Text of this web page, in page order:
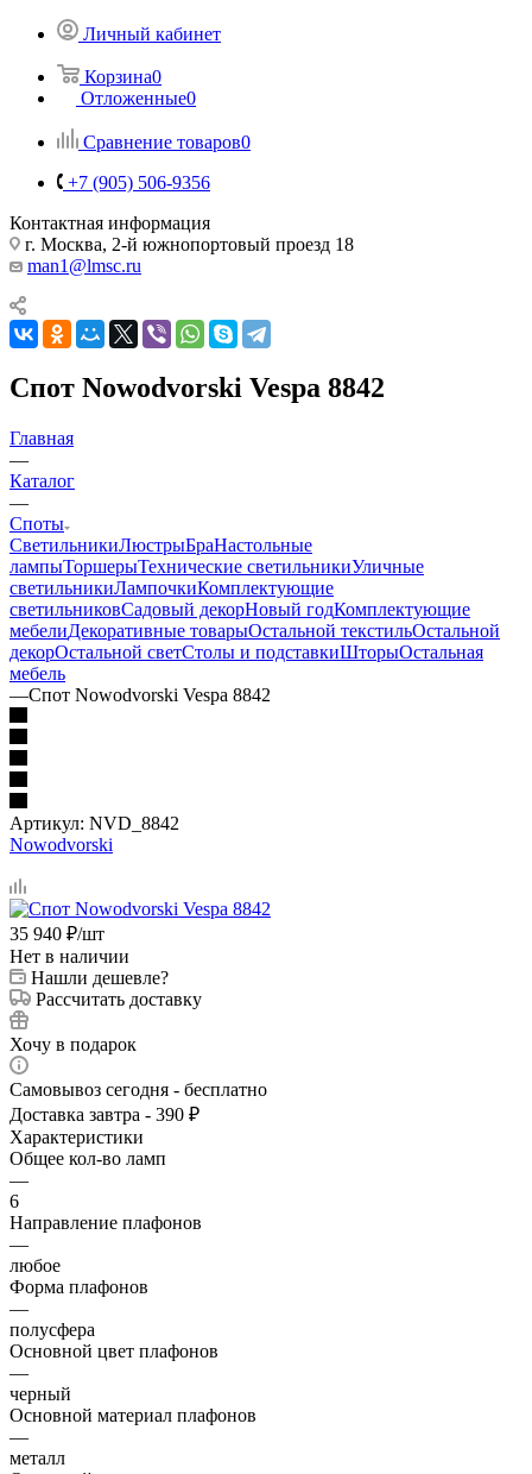
Личный кабинет
Корзина0
Отложенные0
Сравнение товаров0
+7 (905) 506-9356
Контактная информация
г. Москва, 2-й южнопортовый проезд 18
man1@lmsc.ru
Спот Nowodvorski Vespa 8842
Главная
—
Каталог
—
Споты
СветильникиЛюстрыБраНастольные
лампыТоршерыТехнические светильникиУличные
светильникиЛампочкиКомплектующие
светильниковСадовый декорНовый годКомплектующие
мебелиДекоративные товарыОстальной текстильОстальной
декорОстальной светСтолы и подставкиШторыОстальная
мебель
—Спот Nowodvorski Vespa 8842
Артикул: NVD_8842
Nowodvorski
35 940 ₽/шт
Нет в наличии
Нашли дешевле?
Рассчитать доставку
Хочу в подарок
Самовывоз сегодня - бесплатно
Доставка завтра - 390 ₽
Характеристики
Общее кол-во ламп
—
6
Направление плафонов
—
любое
Форма плафонов
—
полусфера
Основной цвет плафонов
—
черный
Основной материал плафонов
—
металл